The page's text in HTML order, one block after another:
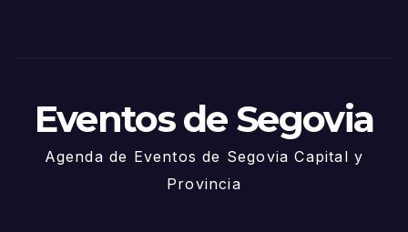
Eventos de Segovia
Agenda de Eventos de Segovia Capital y
Provincia